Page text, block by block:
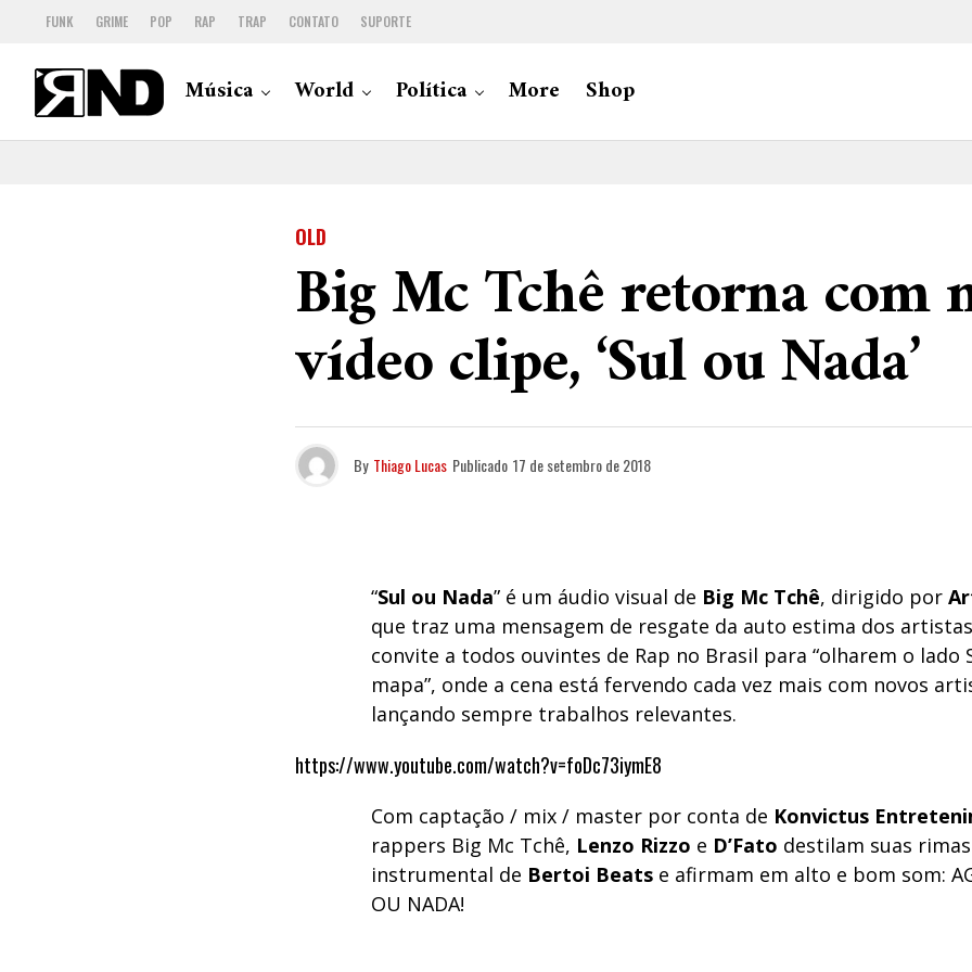
FUNK GRIME POP RAP TRAP CONTATO SUPORTE
Música World Política More Shop
OLD
Big Mc Tchê retorna com
vídeo clipe, ‘Sul ou Nada’
By Thiago Lucas Publicado 17 de setembro de 2018
“Sul ou Nada” é um áudio visual de Big Mc Tchê, dirigido por
que traz uma mensagem de resgate da auto estima dos
convite a todos ouvintes de Rap no Brasil para “olharem o lado
mapa”, onde a cena está fervendo cada vez mais com novos
lançando sempre trabalhos relevantes.
https://www.youtube.com/watch?v=foDc73iymE8
Com captação / mix / master por conta de Konvictus
rappers Big Mc Tchê, Lenzo Rizzo e D’Fato destilam suas
instrumental de Bertoi Beats e afirmam em alto e bom som:
OU NADA!